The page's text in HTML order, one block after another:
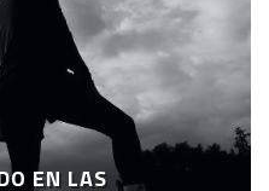
EN LAS